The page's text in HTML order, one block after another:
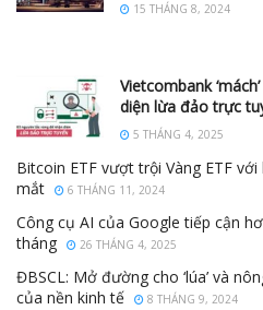
15 THÁNG 8, 2024
Vietcombank
diện lừa đảo trực
5 THÁNG 4, 2025
Bitcoin ETF vượt trội Vàng ETF
mắt
6 THÁNG 11, 2024
Công cụ AI của Google tiếp cận
tháng
26 THÁNG 4, 2025
ĐBSCL: Mở đường cho ‘lúa’ và
của nền kinh tế
8 THÁNG 9, 2024